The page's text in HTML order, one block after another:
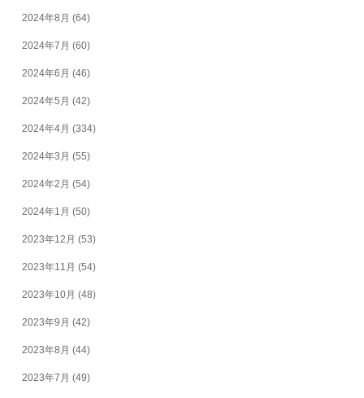
2024年8月 (64)
2024年7月 (60)
2024年6月 (46)
2024年5月 (42)
2024年4月 (334)
2024年3月 (55)
2024年2月 (54)
2024年1月 (50)
2023年12月 (53)
2023年11月 (54)
2023年10月 (48)
2023年9月 (42)
2023年8月 (44)
2023年7月 (49)